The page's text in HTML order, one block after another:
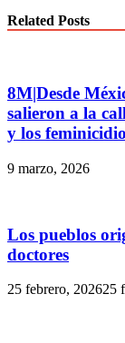
Related Posts
8M|Desde
salieron a la
y los
9 marzo, 2026
Los pueblos
doctores
25 febrero, 202625